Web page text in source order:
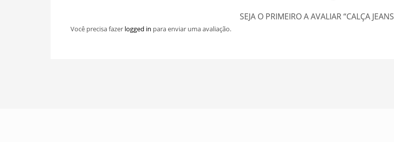
SEJA O PRIMEIRO A AVALIAR “CALÇA
Você precisa fazer logged in para enviar uma avaliação.